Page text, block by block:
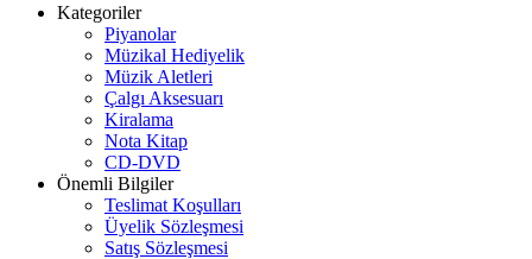
Kategoriler
Piyanolar
Müzikal Hediyelik
Müzik Aletleri
Çalgı Aksesuarı
Kiralama
Nota Kitap
CD-DVD
Önemli Bilgiler
Teslimat Koşulları
Üyelik Sözleşmesi
Satış Sözleşmesi